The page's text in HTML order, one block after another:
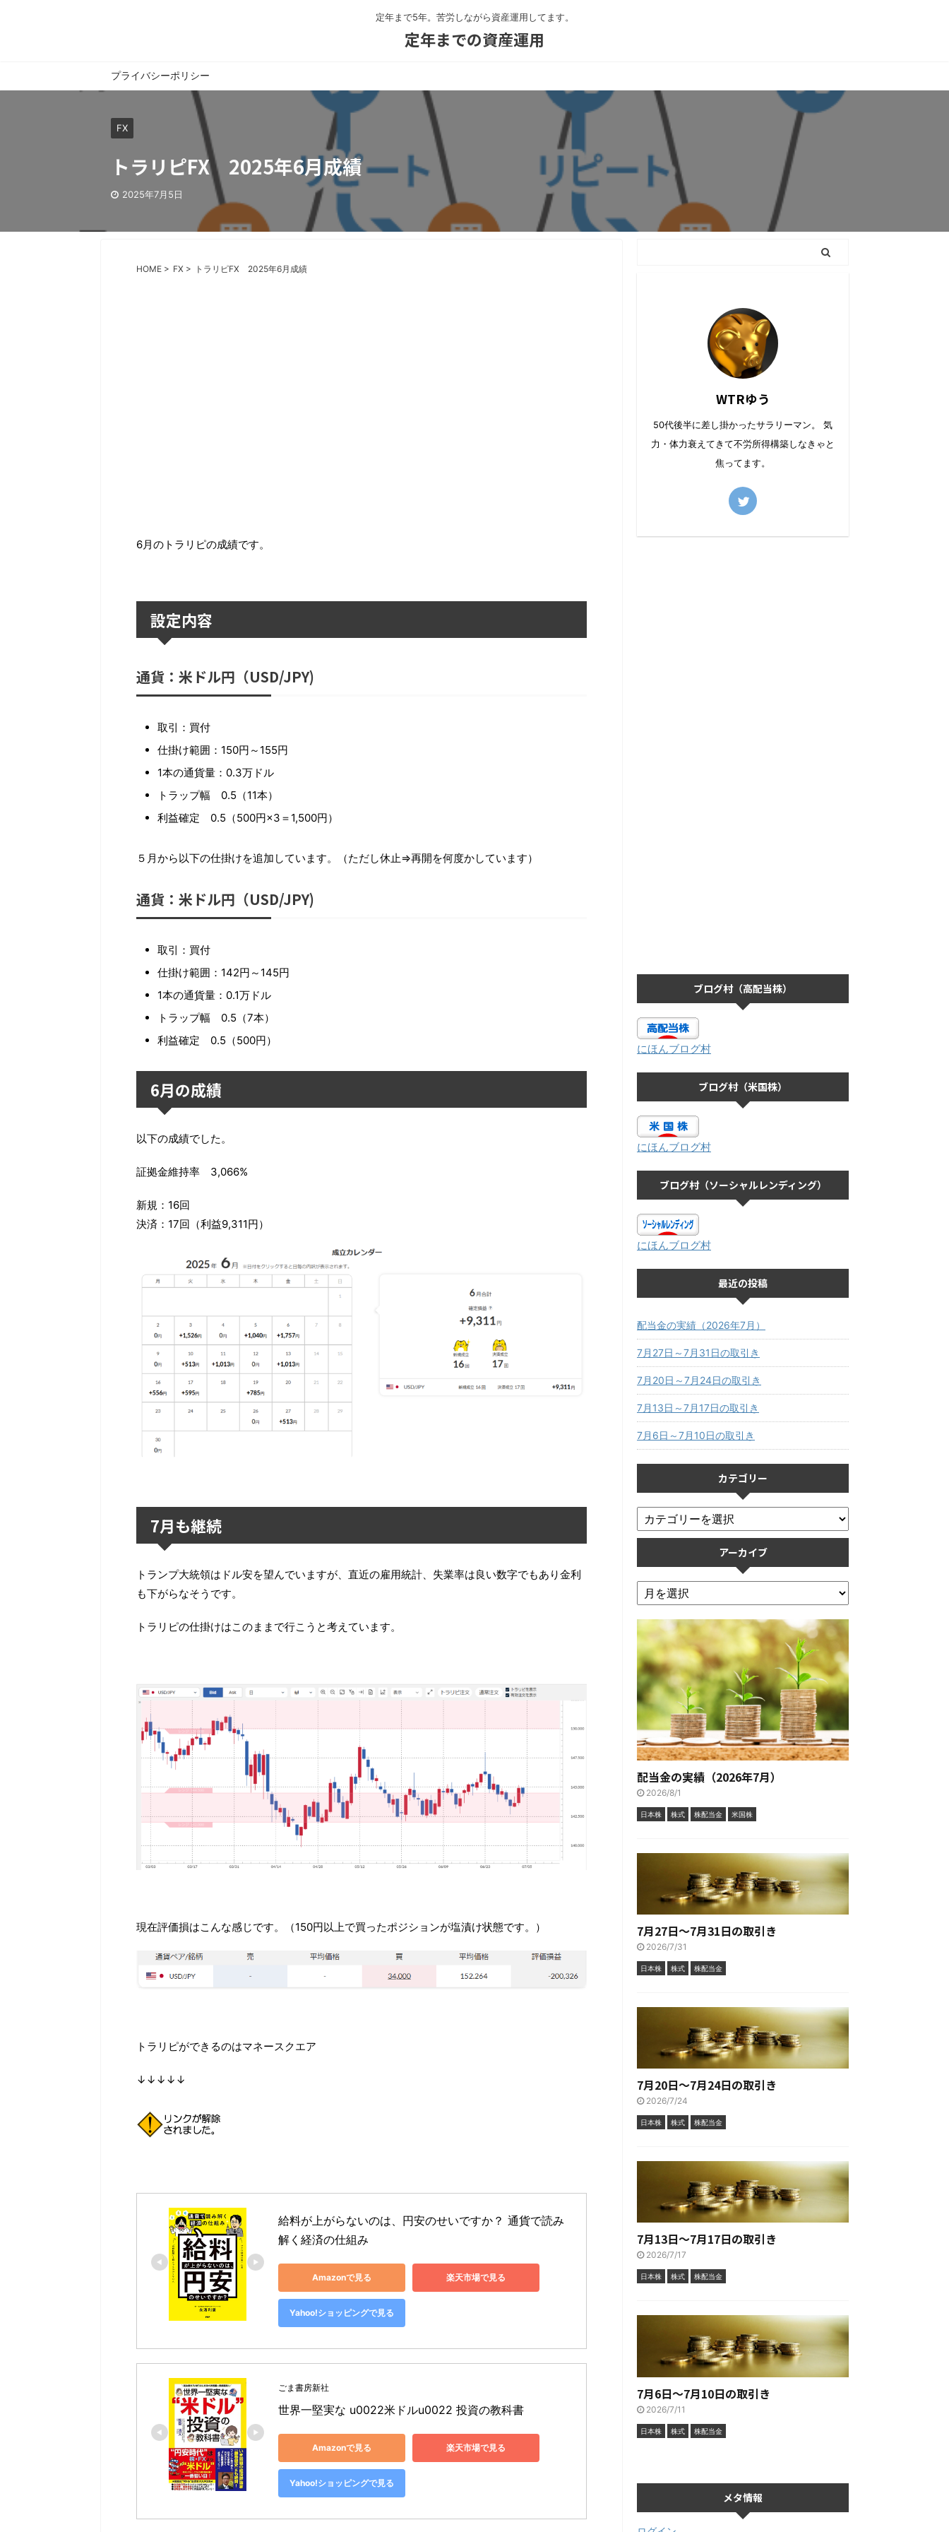
定年まで5年。苦労しながら資産運用してます。
定年までの資産運用
プライバシーポリシー
FX
トラリピFX 2025年6月成績
2025年7月5日
HOME > FX > トラリピFX 2025年6月成績
6月のトラリピの成績です。
設定内容
通貨：米ドル円（USD/JPY)
取引：買付
仕掛け範囲：150円～155円
1本の通貨量：0.3万ドル
トラップ幅 0.5（11本）
利益確定 0.5（500円×3＝1,500円）
５月から以下の仕掛けを追加しています。（ただし休止⇒再開を何度かしています）
通貨：米ドル円（USD/JPY)
取引：買付
仕掛け範囲：142円～145円
1本の通貨量：0.1万ドル
トラップ幅 0.5（7本）
利益確定 0.5（500円）
6月の成績
以下の成績でした。
証拠金維持率 3,066%
新規：16回
決済：17回（利益9,311円）
7月も継続
トランプ大統領はドル安を望んでいますが、直近の雇用統計、失業率は良い数字でもあり金利
も下がらなそうです。
トラリピの仕掛けはこのままで行こうと考えています。
現在評価損はこんな感じです。（150円以上で買ったポジションが塩漬け状態です。）
トラリピができるのはマネースクエア
↓↓↓↓↓
給料が上がらないのは、円安のせいですか？ 通貨で読み
解く経済の仕組み
Amazonで見る 楽天市場で見る
Yahoo!ショッピングで見る
ごま書房新社
世界一堅実な u0022米ドルu0022 投資の教科書
Amazonで見る 楽天市場で見る
Yahoo!ショッピングで見る
WTRゆう
50代後半に差し掛かったサラリーマン。 気
力・体力衰えてきて不労所得構築しなきゃと
焦ってます。
ブログ村（高配当株）
にほんブログ村
ブログ村（米国株）
にほんブログ村
ブログ村（ソーシャルレンディング）
にほんブログ村
最近の投稿
配当金の実績（2026年7月）
7月27日～7月31日の取引き
7月20日～7月24日の取引き
7月13日～7月17日の取引き
7月6日～7月10日の取引き
カテゴリー
アーカイブ
配当金の実績（2026年7月）
2026/8/1
日本株 株式 株配当金 米国株
7月27日～7月31日の取引き
2026/7/31
日本株 株式 株配当金
7月20日～7月24日の取引き
2026/7/24
日本株 株式 株配当金
7月13日～7月17日の取引き
2026/7/17
日本株 株式 株配当金
7月6日～7月10日の取引き
2026/7/11
日本株 株式 株配当金
メタ情報